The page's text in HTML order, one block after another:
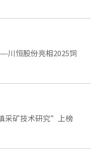
川恒股份亮相2025饲
采矿技术研究”上榜